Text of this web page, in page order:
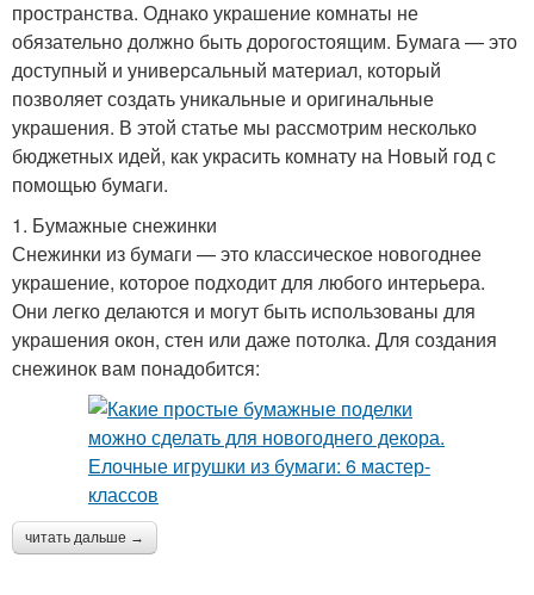
пространства. Однако украшение комнаты не
обязательно должно быть дорогостоящим. Бумага — это
доступный и универсальный материал, который
позволяет создать уникальные и оригинальные
украшения. В этой статье мы рассмотрим несколько
бюджетных идей, как украсить комнату на Новый год с
помощью бумаги.
1. Бумажные снежинки
Снежинки из бумаги — это классическое новогоднее
украшение, которое подходит для любого интерьера.
Они легко делаются и могут быть использованы для
украшения окон, стен или даже потолка. Для создания
снежинок вам понадобится:
читать дальше →